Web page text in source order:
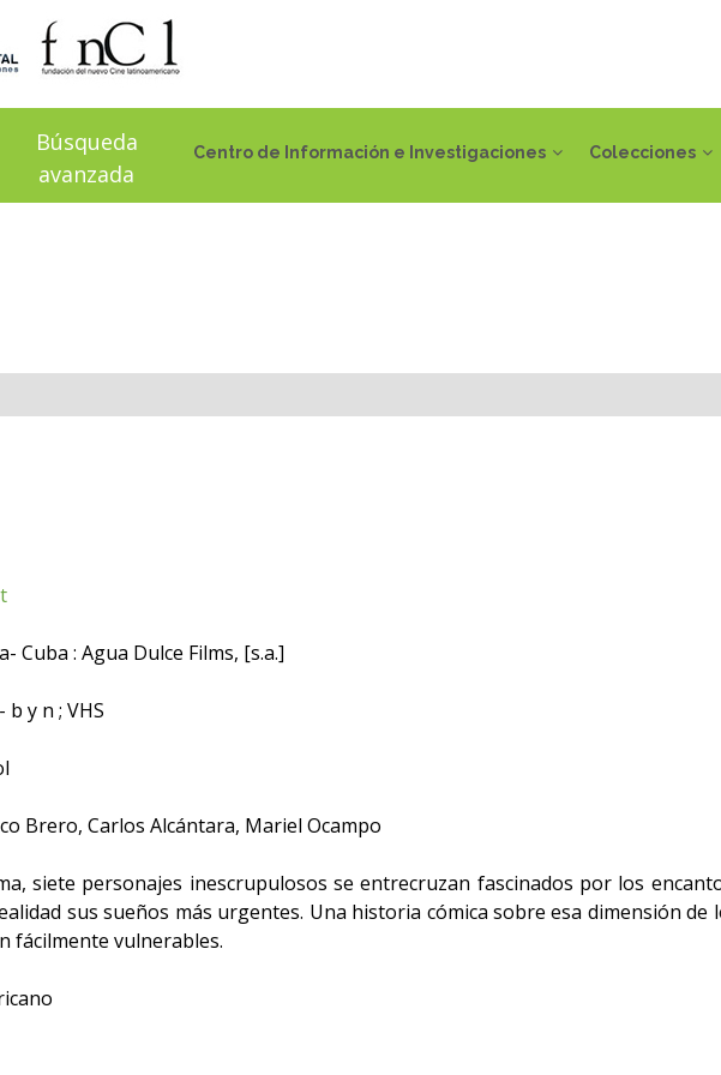
Centro de Información e Investigaciones Colecciones
Búsqueda
avanzada
Cuba : Agua Dulce Films, [s.a.]
b y n ; VHS
Brero, Carlos Alcántara, Mariel Ocampo
siete personajes inescrupulosos se entrecruzan fascinados por los
sus sueños más urgentes. Una historia cómica sobre esa dimensión
fácilmente vulnerables.